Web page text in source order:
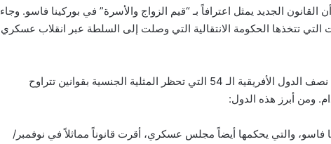
القانون الجديد يمثل اعترافاً بـ “قيم الزواج والأسرة” في بوركينا فاسو. وجاء
التي تتخذها الحكومة الانتقالية التي وصلت إلى السلطة عبر انقلاب عسكري
انضمت بوركينا فاسو إلى قائمة أكثر من نصف الدول الأفريقية الـ 54 التي تحظر المثلية الجنسية بقوانين تتراوح
ومن أبرز هذه الدول:
فاسو، والتي يحكمها أيضاً مجلس عسكري، أقرت قانوناً مماثلاً في نوفمبر/